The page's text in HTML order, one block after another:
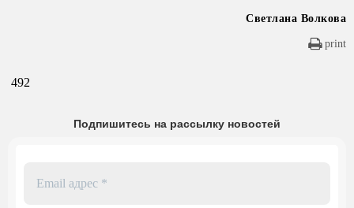
Светлана Волкова
print
492
Подпишитесь на рассылку новостей